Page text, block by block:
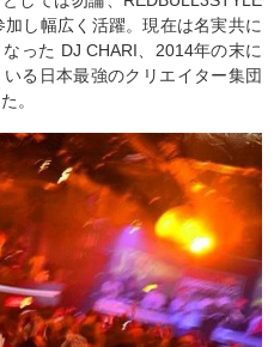
し幅広く活躍。現在は名実共に
った DJ CHARI、2014年の末に
る日本最強のクリエイター集団
。